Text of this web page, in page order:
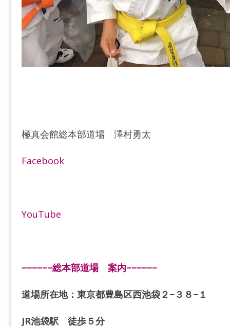
極真会館総本部道場 澤村勇太
Facebook
YouTube
−−−−−−総本部道場 案内−−−−−−
道場所在地：東京都豊島区西池袋２−３８−１
JR池袋駅 徒歩５分